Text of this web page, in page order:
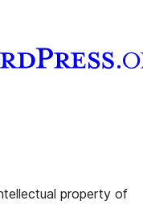
account
property of